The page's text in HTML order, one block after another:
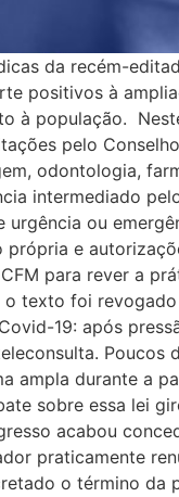
da recém-
positivos à
à população.
pelo
odontologia,
intermediado
urgência ou
e
para rever a
o texto foi
19: após
ampla durante a
sobre essa lei
acabou
praticamente
o término da